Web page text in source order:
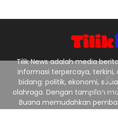
Tilik News adalah media
informasi terpercaya, terkini,
bidang: politik, ekonomi,
olahraga. Dengan tampilan
Buana memudahkan